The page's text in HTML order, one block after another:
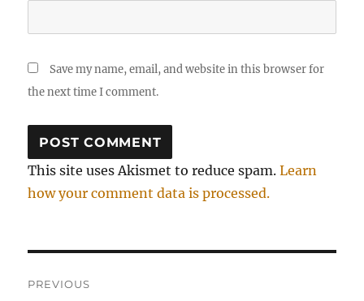
Save my name, email, and website in this browser for
the next time I comment.
This site uses Akismet to reduce spam.Learn
how your comment data is processed.
PREVIOUS